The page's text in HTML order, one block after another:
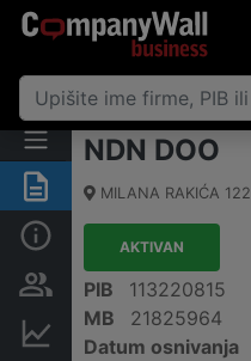
Rezime
Vlasnička struktura
NDN DOO
MILANA RAKIĆA 122
AKTIVAN
PIB
113220815
MB
21825964
Datum osnivanja